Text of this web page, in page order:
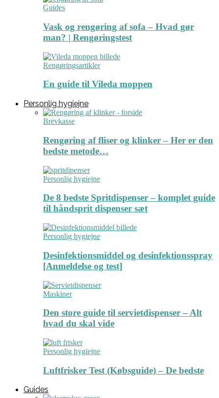
Guides
Vask og rengøring af sofa – Hvad gør
man? | Rengøringstest
Rengøringsartikler
En guide til Vileda moppen
Personlig hygiejne
Brevkasse
Rengøring af fliser og klinker – Her er den
bedste metode…
Personlig hygiejne
De 8 bedste Spritdispenser – komplet guide
til håndsprit dispenser sæt
Personlig hygiejne
Desinfektionsmiddel og desinfektionsspray
[Anmeldelse og test]
Maskiner
Den store guide til servietdispenser – Alt
hvad du skal vide
Personlig hygiejne
Luftfrisker Test (Købsguide) – De bedste
Guides